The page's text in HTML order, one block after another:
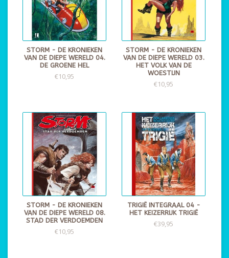
STORM - DE KRONIEKEN
VAN DE DIEPE WERELD 04.
DE GROENE HEL
€10,95
STORM - DE KRONIEKEN
VAN DE DIEPE WERELD 03.
HET VOLK VAN DE
WOESTIJN
€10,95
STORM - DE KRONIEKEN
VAN DE DIEPE WERELD 08.
STAD DER VERDOEMDEN
€10,95
TRIGIË INTEGRAAL 04 -
HET KEIZERRIJK TRIGIË
€39,95